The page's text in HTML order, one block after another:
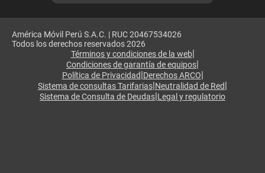
América Móvil Perú S.A.C. | RUC 20467534026
Todos los derechos reservados 2026
Términos y condiciones de la web|
Condiciones de garantía de equipos|
Política de Privacidad|Derechos ARCO|
Sistema de consultas Tarifarias|Neutralidad de Red|
Sistema de Consulta de Deudas|Legal y regulatorio